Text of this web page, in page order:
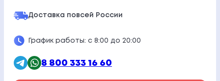
Доставка повсей России
График работы: с 8:00 до 20:00
8 800 333 16 60